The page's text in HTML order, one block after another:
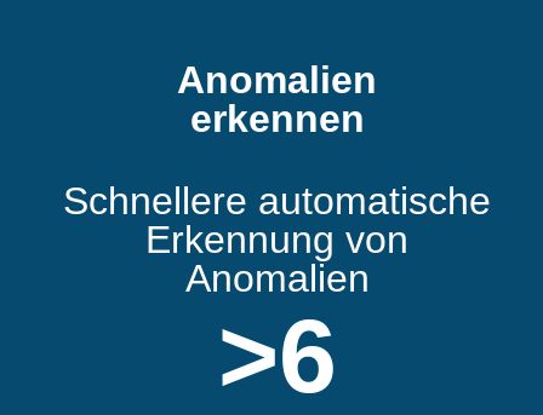
Anomalien
erkennen
Schnellere automatische
Erkennung von
Anomalien
>6